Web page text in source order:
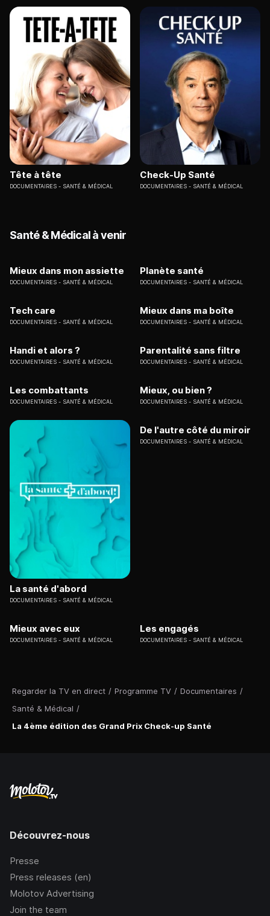
Regarder la TV en direct / Programme TV / Documentaires /
Santé & Médical /
La 4ème édition des Grand Prix Check-up Santé
Tête à tête
DOCUMENTAIRES SANTÉ & MÉDICAL
Check-Up Santé
DOCUMENTAIRES SANTÉ & MÉDICAL
Santé & Médical à venir
Mieux dans mon assiette
DOCUMENTAIRES SANTÉ & MÉDICAL
Planète santé
DOCUMENTAIRES SANTÉ & MÉDICAL
Tech care
DOCUMENTAIRES SANTÉ & MÉDICAL
Mieux dans ma boîte
DOCUMENTAIRES SANTÉ & MÉDICAL
Handi et alors ?
DOCUMENTAIRES SANTÉ & MÉDICAL
Parentalité sans filtre
DOCUMENTAIRES SANTÉ & MÉDICAL
Les combattants
DOCUMENTAIRES SANTÉ & MÉDICAL
Mieux, ou bien ?
DOCUMENTAIRES SANTÉ & MÉDICAL
La santé d'abord
DOCUMENTAIRES SANTÉ & MÉDICAL
De l'autre côté du miroir
DOCUMENTAIRES SANTÉ & MÉDICAL
Mieux avec eux
DOCUMENTAIRES SANTÉ & MÉDICAL
Les engagés
DOCUMENTAIRES SANTÉ & MÉDICAL
Découvrez-nous
Presse
Press releases (en)
Molotov Advertising
Join the team